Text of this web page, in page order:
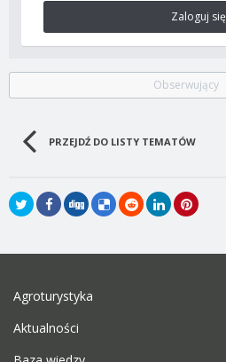
Zaloguj się
Obserwujący
PRZEJDŹ DO LISTY TEMATÓW
Agroturystyka
Aktualności